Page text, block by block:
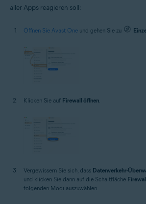
aller Apps reagieren soll:
Öffnen Sie Avast One und gehen Sie zu
Klicken Sie auf Firewall öffnen
Vergewissern Sie sich, dass Datenverkehr-
und klicken Sie dann auf die Schaltfläche
folgenden Modi auszuwählen: